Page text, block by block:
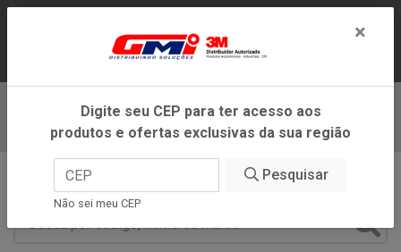
ATENDIMENTO DENTRO DO ESTADO DE
MINAS GERAIS.
Baixe já nosso APP
×
Digite seu CEP para ter acesso aos
produtos e ofertas exclusivas da sua região
Pesquisar
Não sei meu CEP